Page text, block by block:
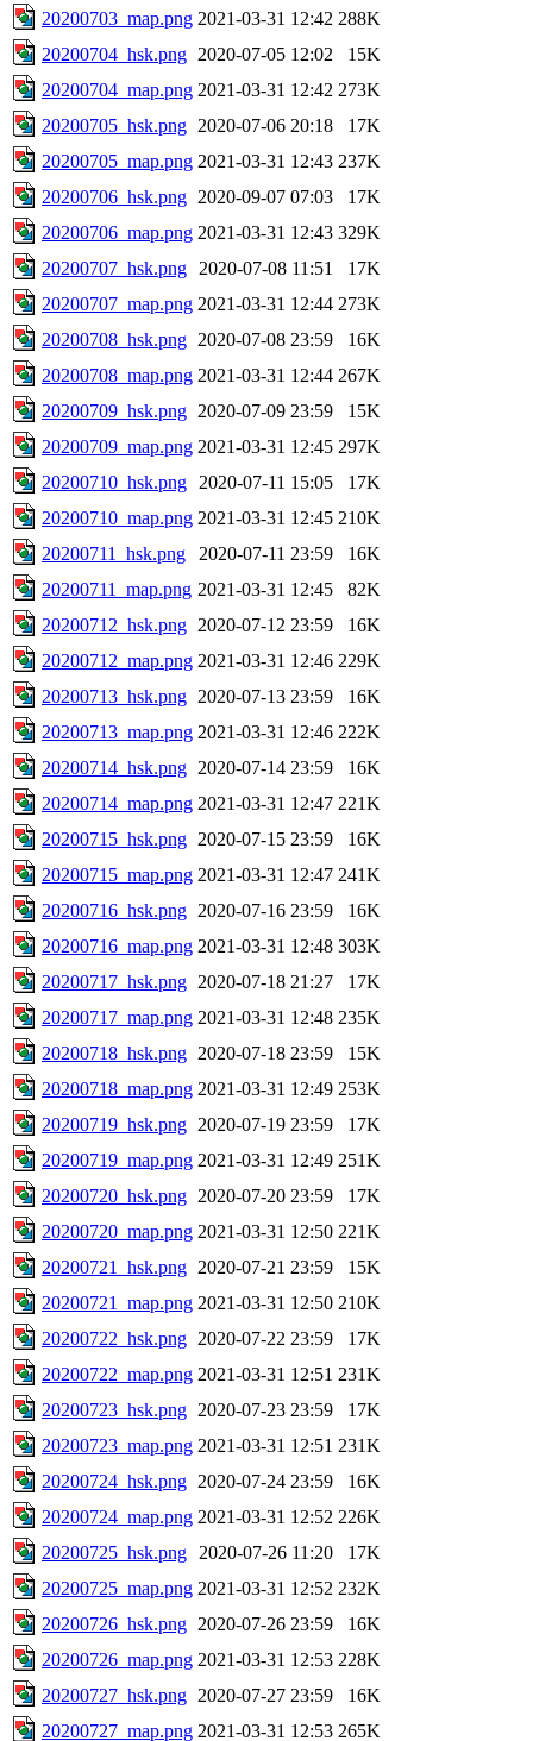
20200703_map.png 2021-03-31 12:42 288K
20200704_hsk.png 2020-07-05 12:02
15K
20200704_map.png 2021-03-31 12:42 273K
20200705_hsk.png 2020-07-06 20:18
17K
20200705_map.png 2021-03-31 12:43 237K
20200706_hsk.png 2020-09-07 07:03
17K
20200706_map.png 2021-03-31 12:43 329K
20200707_hsk.png
2020-07-08 11:51
17K
20200707_map.png 2021-03-31 12:44 273K
20200708_hsk.png 2020-07-08 23:59
16K
20200708_map.png 2021-03-31 12:44 267K
20200709_hsk.png 2020-07-09 23:59
15K
20200709_map.png 2021-03-31 12:45 297K
20200710_hsk.png
2020-07-11 15:05
17K
20200710_map.png 2021-03-31 12:45 210K
20200711_hsk.png
2020-07-11 23:59
16K
20200711_map.png 2021-03-31 12:45
82K
20200712_hsk.png 2020-07-12 23:59
16K
20200712_map.png 2021-03-31 12:46 229K
20200713_hsk.png 2020-07-13 23:59
16K
20200713_map.png 2021-03-31 12:46 222K
20200714_hsk.png 2020-07-14 23:59
16K
20200714_map.png 2021-03-31 12:47 221K
20200715_hsk.png 2020-07-15 23:59
16K
20200715_map.png 2021-03-31 12:47 241K
20200716_hsk.png 2020-07-16 23:59
16K
20200716_map.png 2021-03-31 12:48 303K
20200717_hsk.png 2020-07-18 21:27
17K
20200717_map.png 2021-03-31 12:48 235K
20200718_hsk.png 2020-07-18 23:59
15K
20200718_map.png 2021-03-31 12:49 253K
20200719_hsk.png 2020-07-19 23:59
17K
20200719_map.png 2021-03-31 12:49 251K
20200720_hsk.png 2020-07-20 23:59
17K
20200720_map.png 2021-03-31 12:50 221K
20200721_hsk.png 2020-07-21 23:59
15K
20200721_map.png 2021-03-31 12:50 210K
20200722_hsk.png 2020-07-22 23:59
17K
20200722_map.png 2021-03-31 12:51 231K
20200723_hsk.png 2020-07-23 23:59
17K
20200723_map.png 2021-03-31 12:51 231K
20200724_hsk.png 2020-07-24 23:59
16K
20200724_map.png 2021-03-31 12:52 226K
20200725_hsk.png
2020-07-26 11:20
17K
20200725_map.png 2021-03-31 12:52 232K
20200726_hsk.png 2020-07-26 23:59
16K
20200726_map.png 2021-03-31 12:53 228K
20200727_hsk.png 2020-07-27 23:59
16K
20200727_map.png 2021-03-31 12:53 265K